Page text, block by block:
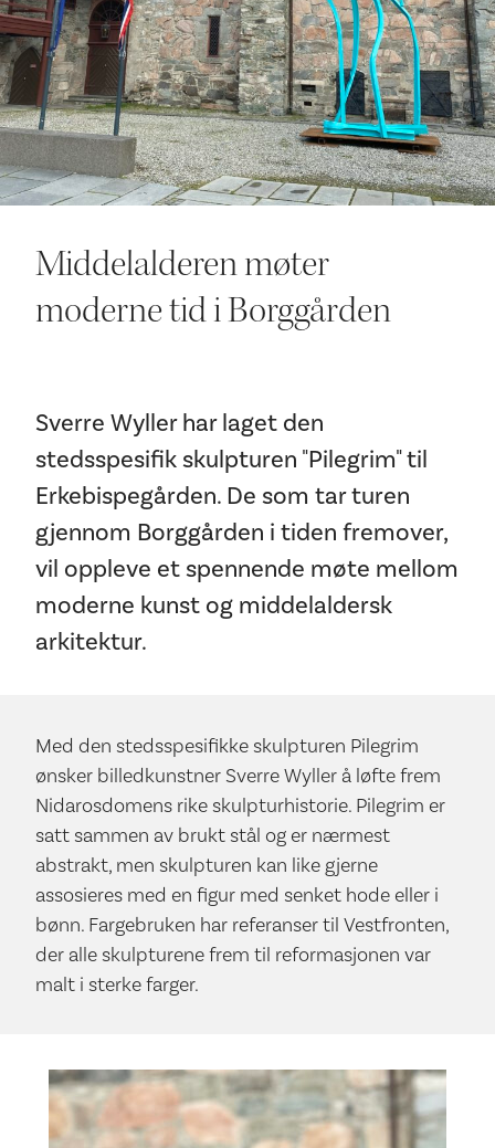
Ditt besøk
Middelalderen møter
moderne tid i Borggården
Sverre Wyller har laget den
stedsspesifik skulpturen "Pilegrim" til
Erkebispegården. De som tar turen
gjennom Borggården i tiden fremover,
vil oppleve et spennende møte mellom
moderne kunst og middelaldersk
arkitektur.
Med den stedsspesifikke skulpturen Pilegrim
ønsker billedkunstner Sverre Wyller å løfte frem
Nidarosdomens rike skulpturhistorie. Pilegrim er
satt sammen av brukt stål og er nærmest
abstrakt, men skulpturen kan like gjerne
assosieres med en figur med senket hode eller i
bønn. Fargebruken har referanser til Vestfronten,
der alle skulpturene frem til reformasjonen var
malt i sterke farger.